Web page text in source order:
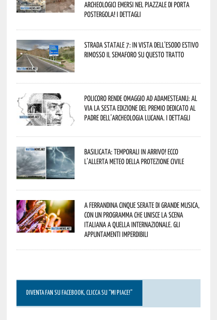
archeologici emersi nel piazzale di Porta
Postergola! I dettagli
Strada statale 7: in vista dell’esodo estivo
rimosso il semaforo su questo tratto
Policoro rende omaggio ad Adamesteanu: al
via la sesta edizione del Premio dedicato al
padre dell’archeologia lucana. I dettagli
Basilicata: temporali in arrivo! Ecco
l’allerta meteo della Protezione civile
A Ferrandina cinque serate di grande musica,
con un programma che unisce la scena
italiana a quella internazionale. Gli
appuntamenti imperdibili
DIVENTA FAN SU FACEBOOK, CLICCA SU “MI PIACE!”